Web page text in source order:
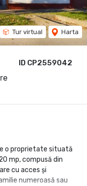
ID CP2559042
Tur virtual Harta
o proprietate situată
mp, compusă din
cu acces și
numeroasă sau